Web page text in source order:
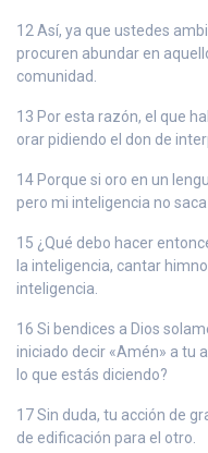
12 Así, ya que ustedes
procuren abundar en
comunidad.
13 Por esta razón, el que
orar pidiendo el don de
14 Porque si oro en un
pero mi inteligencia no
15 ¿Qué debo hacer
la inteligencia, cantar
inteligencia.
16 Si bendices a Dios
iniciado decir «Amén» a tu
lo que estás diciendo?
17 Sin duda, tu acción de
de edificación para el otro.